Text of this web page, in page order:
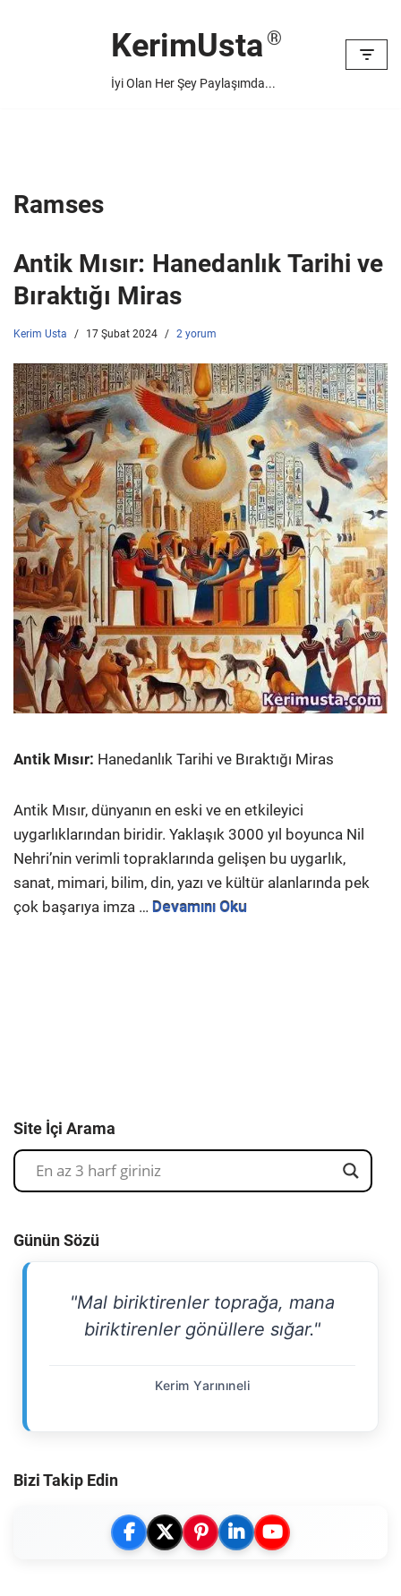
KerimUsta
İyi Olan Her Şey Paylaşımda...
Ramses
Antik Mısır: Hanedanlık Tarihi ve
Bıraktığı Miras
Kerim Usta 17 Şubat 2024 2 yorum
Antik Mısır: Hanedanlık Tarihi ve Bıraktığı Miras
Antik Mısır, dünyanın en eski ve en etkileyici
uygarlıklarından biridir. Yaklaşık 3000 yıl boyunca Nil
Nehri’nin verimli topraklarında gelişen bu uygarlık,
sanat, mimari, bilim, din, yazı ve kültür alanlarında pek
çok başarıya imza … Devamını Oku
Site İçi Arama
Günün Sözü
"Mal biriktirenler toprağa, mana
biriktirenler gönüllere sığar."
Kerim Yarınıneli
Bizi Takip Edin